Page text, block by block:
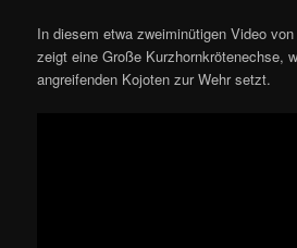
In diesem etwa zweiminütigen Video
zeigt eine Große Kurzhornkrötenechse,
angreifenden Kojoten zur Wehr setzt.